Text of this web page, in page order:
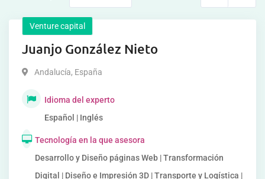
Venture capital
Juanjo González Nieto
Andalucía, España
Idioma del experto
Español | Inglés
Tecnología en la que asesora
Desarrollo y Diseño páginas Web | Transformación
Digital | Diseño e Impresión 3D | Transporte y Logística |